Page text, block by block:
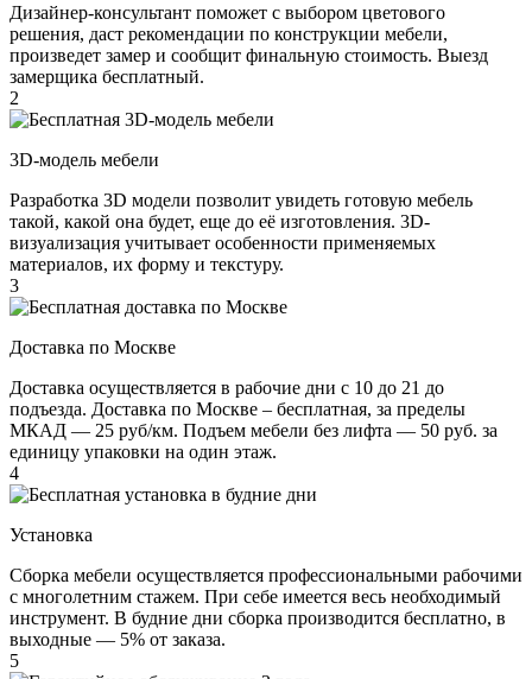
Дизайнер-консультант поможет с выбором цветового
решения, даст рекомендации по конструкции мебели,
произведет замер и сообщит финальную стоимость. Выезд
замерщика бесплатный.
2
3D-модель мебели
Разработка 3D модели позволит увидеть готовую мебель
такой, какой она будет, еще до её изготовления. 3D-
визуализация учитывает особенности применяемых
материалов, их форму и текстуру.
3
Доставка по Москве
Доставка осуществляется в рабочие дни с 10 до 21 до
подъезда. Доставка по Москве – бесплатная, за пределы
МКАД — 25 руб/км. Подъем мебели без лифта — 50 руб. за
единицу упаковки на один этаж.
4
Установка
Сборка мебели осуществляется профессиональными рабочими
с многолетним стажем. При себе имеется весь необходимый
инструмент. В будние дни сборка производится бесплатно, в
выходные — 5% от заказа.
5